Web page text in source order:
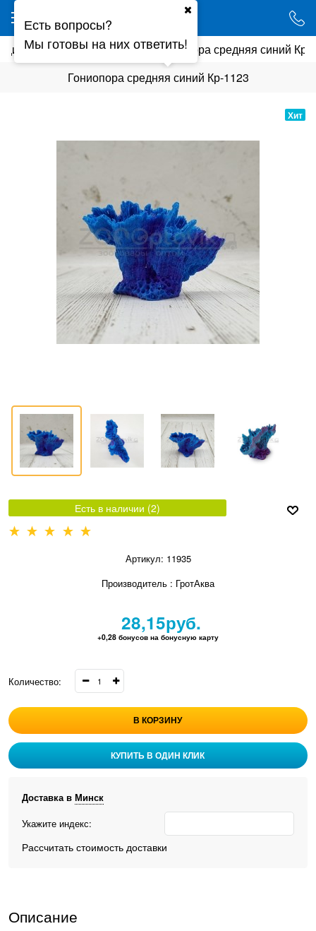
Кораллы, ракушки
Гониопора средняя синий Кр-
Гониопора средняя синий Кр-1123
Хит
Есть в наличии (2)
Артикул: 11935
Производитель : ГротАква
28,15руб.
+0,28 бонусов на бонусную карту
Количество:
В КОРЗИНУ
КУПИТЬ В ОДИН КЛИК
Доставка в Минск
Укажите индекс:
Рассчитать стоимость доставки
Описание
Есть вопросы?
Мы готовы на них ответить!
Ваш город - Минск,
угадали?
ДА НЕТ